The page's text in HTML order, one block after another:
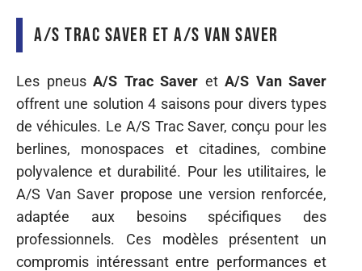
A/S Trac Saver et A/S Van Saver
Les pneus A/S Trac Saver et A/S Van Saver
offrent une solution 4 saisons pour divers types
de véhicules. Le A/S Trac Saver, conçu pour les
berlines, monospaces et citadines, combine
polyvalence et durabilité. Pour les utilitaires, le
A/S Van Saver propose une version renforcée,
adaptée aux besoins spécifiques des
professionnels. Ces modèles présentent un
compromis intéressant entre performances et